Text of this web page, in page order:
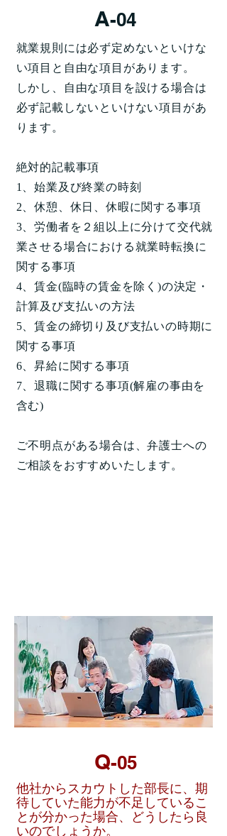
A-04
就業規則には必ず定めないといけな
い項目と自由な項目があります。
しかし、自由な項目を設ける場合は
必ず記載しないといけない項目があ
ります。
絶対的記載事項
1、始業及び終業の時刻
2、休憩、休日、休暇に関する事項
3、労働者を２組以上に分けて交代就
業させる場合における就業時転換に
関する事項
4、賃金(臨時の賃金を除く)の決定・
計算及び支払いの方法
5、賃金の締切り及び支払いの時期に
関する事項
6、昇給に関する事項
7、退職に関する事項(解雇の事由を
含む)
ご不明点がある場合は、弁護士への
ご相談をおすすめいたします。
Q-05
他社からスカウトした部長に、期
待していた能力が不足しているこ
とが分かった場合、どうしたら良
いのでしょうか。